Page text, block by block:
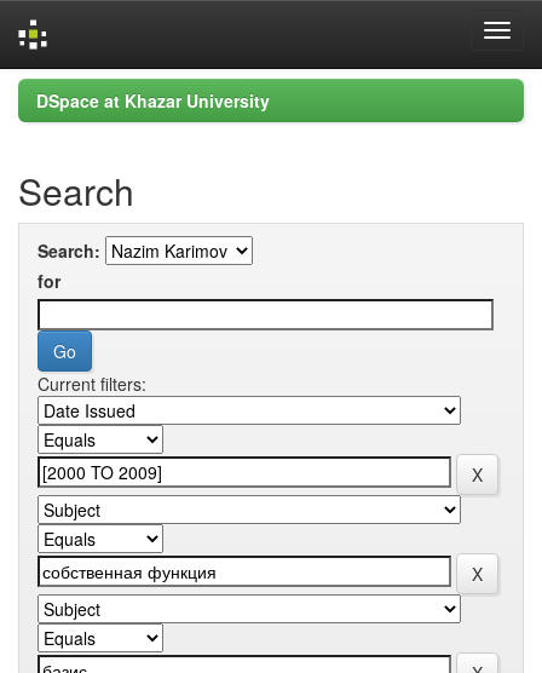
Skip
navigation
DSpace at Khazar University
Search
Search:
for
Current filters: